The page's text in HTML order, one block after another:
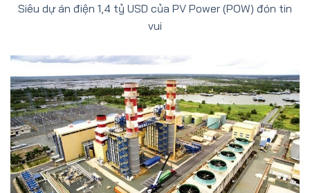
Siêu dự án điện 1,4 tỷ USD của PV Power (POW) đón tin
vui